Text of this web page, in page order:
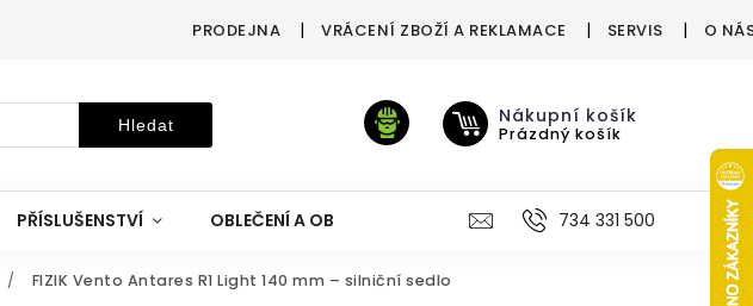
PRODEJNA VRÁCENÍ ZBOŽÍ A REKLAMACE SERVIS O
Hledat Nákupní košík
Prázdný košík
PŘÍSLUŠENSTVÍ OBLEČENÍ A OBUV VÝŽIVA VÝPRODEJ %
734 331 500
/ FIZIK Vento Antares R1 Light 140 mm – silniční sedlo